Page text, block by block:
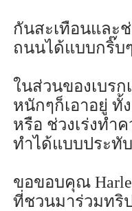
กันสะเทือนและช่
ถนนได้แบบกริ๊บ
ในส่วนของเบรก
หนักๆก็เอาอยู่ ทั้
หรือ ช่วงเร่งทำ
ทำได้แบบประทั
ขอขอบคุณ
ที่ชวนมาร่วมทริ